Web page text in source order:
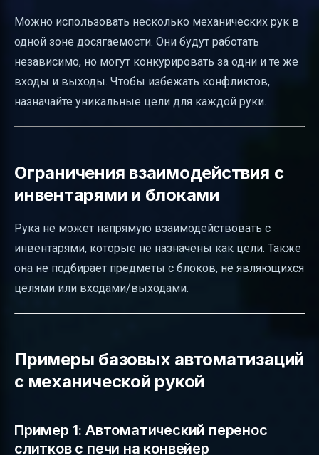
Можно использовать несколько механических рук в
одной зоне досягаемости. Они будут работать
независимо, но могут конкурировать за одни и те же
входы и выходы. Чтобы избежать конфликтов,
назначайте уникальные цели для каждой руки.
Ограничения взаимодействия с
инвентарями и блоками
Рука не может напрямую взаимодействовать с
инвентарями, которые не назначены как цели. Также
она не подбирает предметы с блоков, не являющихся
целями или входами/выходами.
Примеры базовых автоматизаций
с механической рукой
Пример 1: Автоматический перенос
слитков с печи на конвейер